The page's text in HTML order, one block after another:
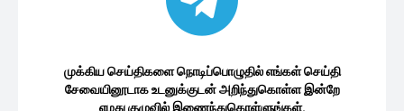
எமது குழுவில் இணைந்துகொள்ளுங்கள்.
குழுவில் இணைந்துகொள்ள